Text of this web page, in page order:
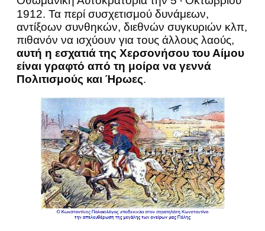
1912. Τα περί συσχετισμού δυνάμεων,
αντίξοων συνθηκών, διεθνών συγκυριών κλπ,
πιθανόν να ισχύουν για τους άλλους λαούς,
αυτή η εσχατιά της Χερσονήσου του Αίμου
είναι γραφτό από τη μοίρα να γεννά
Πολιτισμούς και Ήρωες.